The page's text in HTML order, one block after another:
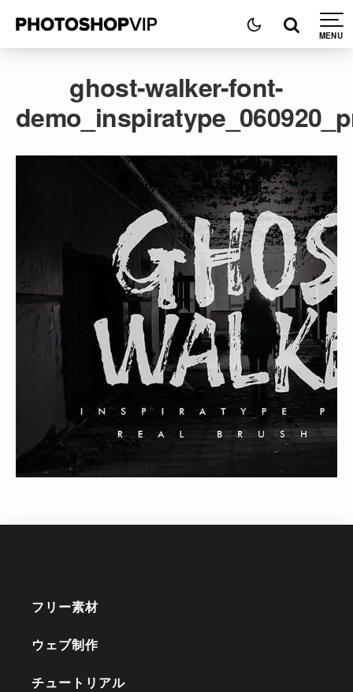
ghost-walker-font-
フリー素材
ウェブ制作
チュートリアル